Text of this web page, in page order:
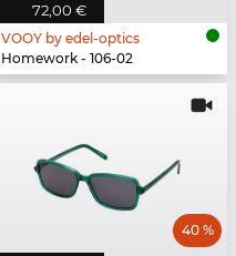
72,00 €
VOOY by edel-optics
Homework - 106-02
40 %